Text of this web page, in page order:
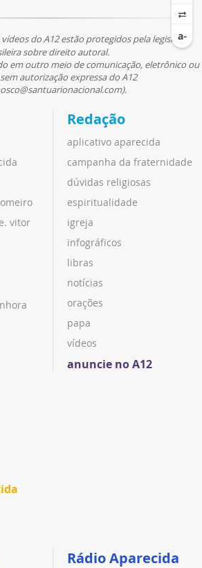
do A12 estão protegidos pela legislação
sobre direito autoral.
em outro meio de comunicação, eletrônico ou
autorização expressa do A12
vitor
Redação
aplicativo aparecida
campanha da fraternidade
dúvidas religiosas
espiritualidade
igreja
infográficos
libras
notícias
orações
papa
vídeos
anuncie no A12
Rádio Aparecida